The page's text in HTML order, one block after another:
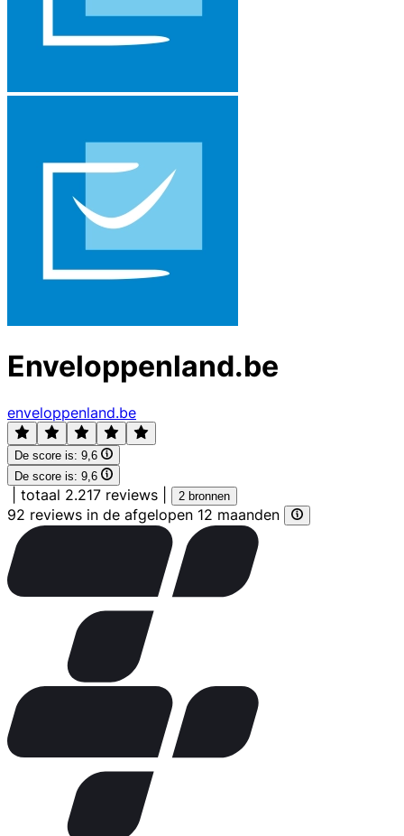
Enveloppenland.be
enveloppenland.be
De score is: 9,6
De score is: 9,6
totaal 2.217 reviews 2 bronnen
92 reviews in de afgelopen 12 maanden